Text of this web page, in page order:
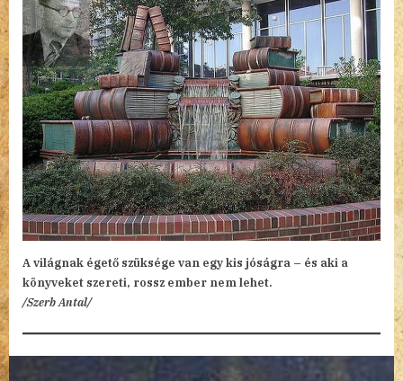
A világnak égető szüksége van egy kis jóságra – és aki a
könyveket szereti, rossz ember nem lehet.
/Szerb Antal/